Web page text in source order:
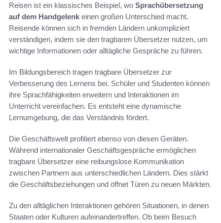
Reisen ist ein klassisches Beispiel, wo Sprachübersetzung
auf dem Handgelenk einen großen Unterschied macht.
Reisende können sich in fremden Ländern unkompliziert
verständigen, indem sie den tragbaren Übersetzer nutzen, um
wichtige Informationen oder alltägliche Gespräche zu führen.
Im Bildungsbereich tragen tragbare Übersetzer zur
Verbesserung des Lernens bei. Schüler und Studenten können
ihre Sprachfähigkeiten erweitern und Interaktionen im
Unterricht vereinfachen. Es entsteht eine dynamische
Lernumgebung, die das Verständnis fördert.
Die Geschäftswelt profitiert ebenso von diesen Geräten.
Während internationaler Geschäftsgespräche ermöglichen
tragbare Übersetzer eine reibungslose Kommunikation
zwischen Partnern aus unterschiedlichen Ländern. Dies stärkt
die Geschäftsbeziehungen und öffnet Türen zu neuen Märkten.
Zu den alltäglichen Interaktionen gehören Situationen, in denen
Staaten oder Kulturen aufeinandertreffen. Ob beim Besuch